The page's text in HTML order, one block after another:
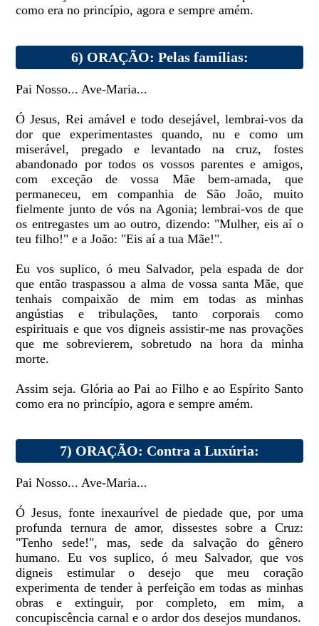
como era no princípio, agora e sempre amém.
6) ORAÇÃO: Pelas famílias:
Pai Nosso... Ave-Maria...
Ó Jesus, Rei amável e todo desejável, lembrai-vos da
dor que experimentastes quando, nu e como um
miserável, pregado e levantado na cruz, fostes
abandonado por todos os vossos parentes e amigos,
com exceção de vossa Mãe bem-amada, que
permaneceu, em companhia de São João, muito
fielmente junto de vós na Agonia; lembrai-vos de que
os entregastes um ao outro, dizendo: "Mulher, eis aí o
teu filho!" e a João: "Eis aí a tua Mãe!".
Eu vos suplico, ó meu Salvador, pela espada de dor
que então traspassou a alma de vossa santa Mãe, que
tenhais compaixão de mim em todas as minhas
angústias e tribulações, tanto corporais como
espirituais e que vos digneis assistir-me nas provações
que me sobrevierem, sobretudo na hora da minha
morte.
Assim seja. Glória ao Pai ao Filho e ao Espírito Santo
como era no princípio, agora e sempre amém.
7) ORAÇÃO: Contra a Luxúria:
Pai Nosso... Ave-Maria...
Ó Jesus, fonte inexaurível de piedade que, por uma
profunda ternura de amor, dissestes sobre a Cruz:
"Tenho sede!", mas, sede da salvação do gênero
humano. Eu vos suplico, ó meu Salvador, que vos
digneis estimular o desejo que meu coração
experimenta de tender à perfeição em todas as minhas
obras e extinguir, por completo, em mim, a
concupiscência carnal e o ardor dos desejos mundanos.